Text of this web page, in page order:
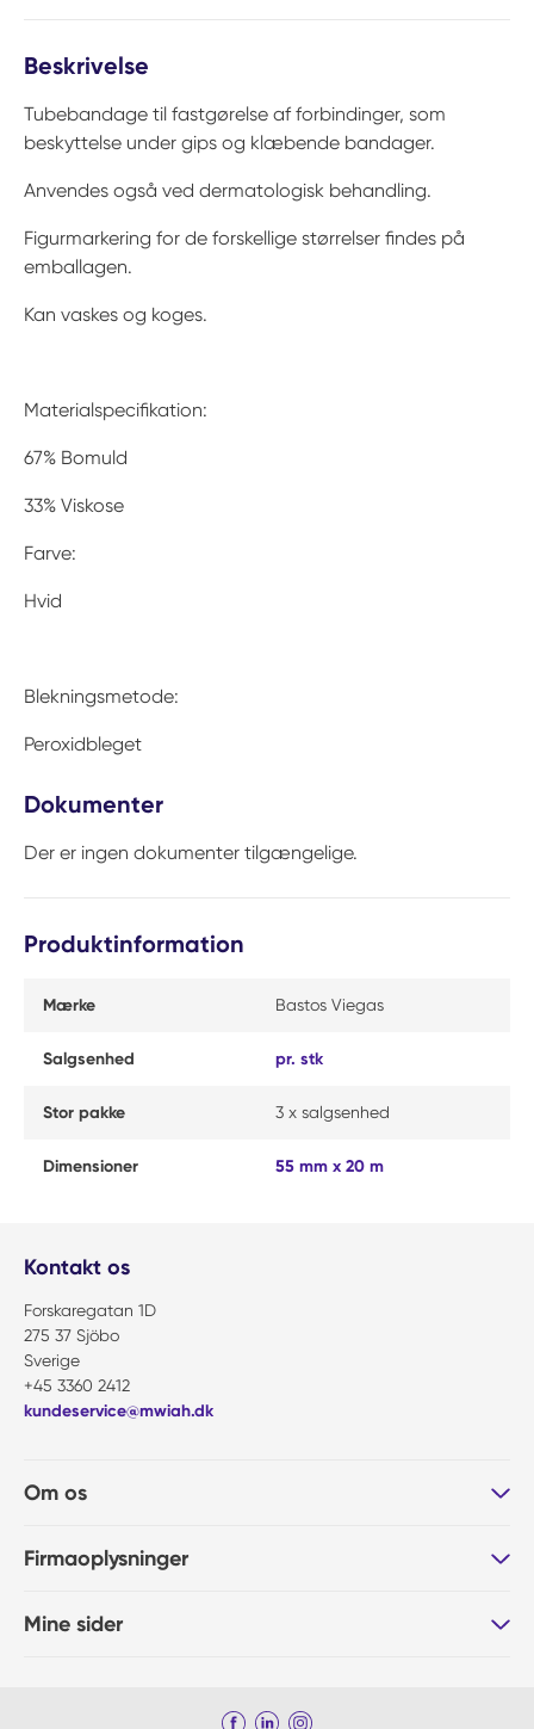
Beskrivelse
Tubebandage til fastgørelse af forbindinger, som
beskyttelse under gips og klæbende bandager.
Anvendes også ved dermatologisk behandling.
Figurmarkering for de forskellige størrelser findes på
emballagen.
Kan vaskes og koges.
Materialspecifikation:
67% Bomuld
33% Viskose
Farve:
Hvid
Blekningsmetode:
Peroxidbleget
Dokumenter
Der er ingen dokumenter tilgængelige.
Produktinformation
Mærke Bastos Viegas
Salgsenhed pr. stk
Stor pakke 3 x salgsenhed
Dimensioner 55 mm x 20 m
Kontakt os
Forskaregatan 1D
275 37 Sjöbo
Sverige
+45 3360 2412
kundeservice@mwiah.dk
Om os
Firmaoplysninger
Mine sider